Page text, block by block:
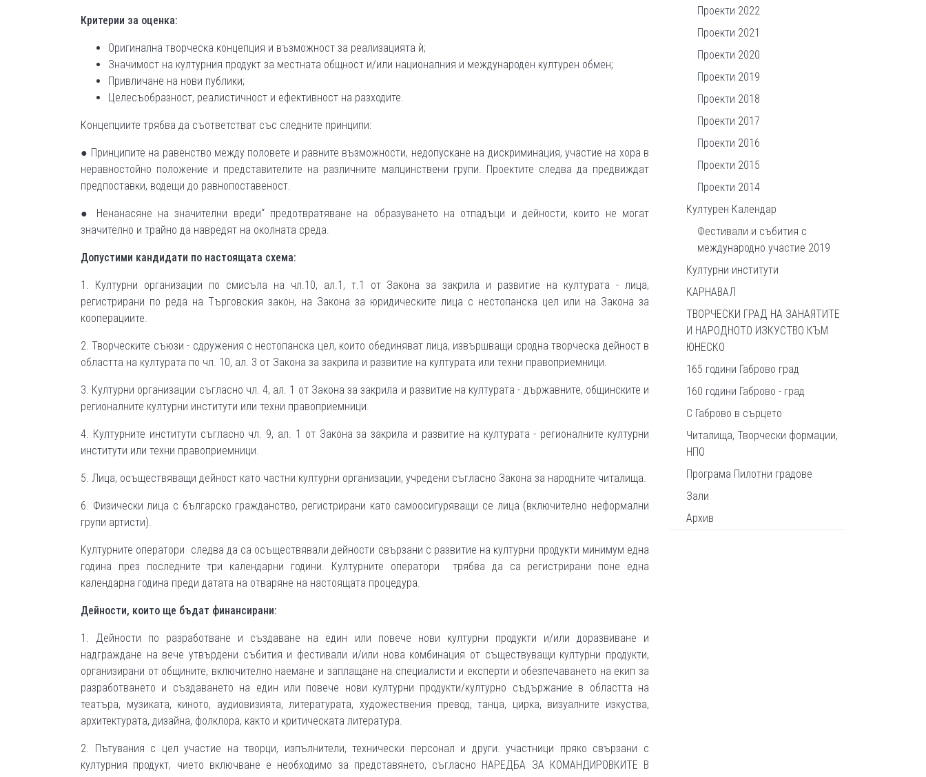
Критерии за оценка:
Оригинална творческа концепция и възможност за реализацията ѝ;
Значимост на културния продукт за местната общност и/или националния и международен културен обмен;
Привличане на нови публики;
Целесъобразност, реалистичност и ефективност на разходите.
Концепциите трябва да съответстват със следните принципи:
● Принципите на равенство между половете и равните възможности, недопускане на дискриминация, участие на хора в
неравностойно положение и представителите на различните малцинствени групи. Проектите следва да предвиждат
предпоставки, водещи до равнопоставеност.
● Ненанасяне на значителни вреди“ предотвратяване на образуването на отпадъци и дейности, които не могат
значително и трайно да навредят на околната среда.
Допустими кандидати по настоящата схема:
1. Културни организации по смисъла на чл.10, ал.1, т.1 от Закона за закрила и развитие на културата - лица,
регистрирани по реда на Търговския закон, на Закона за юридическите лица с нестопанска цел или на Закона за
кооперациите.
2. Творческите съюзи - сдружения с нестопанска цел, които обединяват лица, извършващи сродна творческа дейност в
областта на културата по чл. 10, ал. 3 от Закона за закрила и развитие на културата или техни правоприемници.
3. Културни организации съгласно чл. 4, ал. 1 от Закона за закрила и развитие на културата - държавните, общинските и
регионалните културни институти или техни правоприемници.
4. Културните институти съгласно чл. 9, ал. 1 от Закона за закрила и развитие на културата - регионалните културни
институти или техни правоприемници.
5. Лица, осъществяващи дейност като частни културни организации, учредени съгласно Закона за народните читалища.
6. Физически лица с българско гражданство, регистрирани като самоосигуряващи се лица (включително неформални
групи артисти).
Културните оператори следва да са осъществявали дейности свързани с развитие на културни продукти минимум една
година през последните три календарни години. Културните оператори трябва да са регистрирани поне една
календарна година преди датата на отваряне на настоящата процедура.
Дейности, които ще бъдат финансирани:
1. Дейности по разработване и създаване на един или повече нови културни продукти и/или доразвиване и
надграждане на вече утвърдени събития и фестивали и/или нова комбинация от съществуващи културни продукти,
организирани от общините, включително наемане и заплащане на специалисти и експерти и обезпечаването на екип за
разработването и създаването на един или повече нови културни продукти/културно съдържание в областта на
театъра, музиката, киното, аудиовизията, литературата, художествения превод, танца, цирка, визуалните изкуства,
архитектурата, дизайна, фолклора, както и критическата литература.
2. Пътувания с цел участие на творци, изпълнители, технически персонал и други. участници пряко свързани с
културния продукт, чието включване е необходимо за представянето, съгласно НАРЕДБА ЗА КОМАНДИРОВКИТЕ В
Проекти 2022
Проекти 2021
Проекти 2020
Проекти 2019
Проекти 2018
Проекти 2017
Проекти 2016
Проекти 2015
Проекти 2014
Културен Календар
Фестивали и събития с
международно участие 2019
Културни институти
КАРНАВАЛ
ТВОРЧЕСКИ ГРАД НА ЗАНАЯТИТЕ
И НАРОДНОТО ИЗКУСТВО КЪМ
ЮНЕСКО
165 години Габрово град
160 години Габрово - град
С Габрово в сърцето
Читалища, Творчески формации,
НПО
Програма Пилотни градове
Зали
Архив